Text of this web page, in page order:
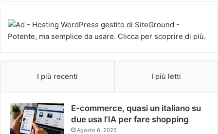
I più recenti I più letti
E-commerce, quasi un italiano su
due usa l’IA per fare shopping
Agosto 6, 2026